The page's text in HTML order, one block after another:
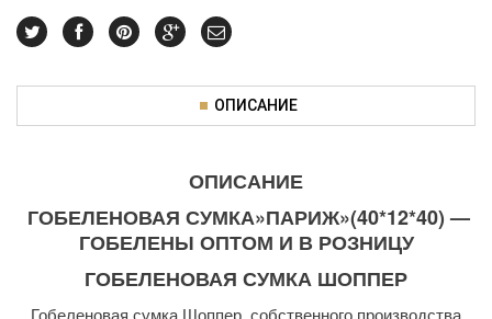
ОПИСАНИЕ
ОПИСАНИЕ
ГОБЕЛЕНОВАЯ СУМКА»ПАРИЖ»(40*12*40) —
ГОБЕЛЕНЫ ОПТОМ И В РОЗНИЦУ
ГОБЕЛЕНОВАЯ СУМКА ШОППЕР
Гобеленовая сумка Шоппер собственного производства